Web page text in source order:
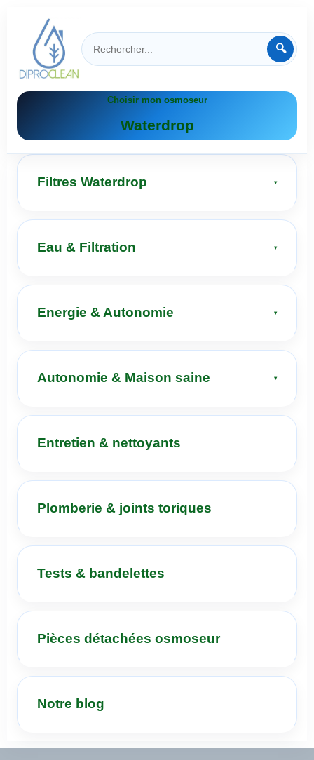
🔍
Choisir mon osmoseur
Waterdrop
Filtres Waterdrop
Eau & Filtration
Energie & Autonomie
Autonomie & Maison saine
Entretien & nettoyants
Plomberie & joints toriques
Tests & bandelettes
Pièces détachées osmoseur
Notre blog